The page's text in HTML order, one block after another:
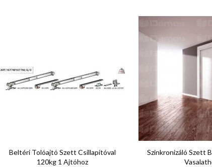
Beltéri Tolóajtó Szett Csillapítóval
120kg 1 Ajtóhoz
Előnézet
Szinkronizáló Szett
